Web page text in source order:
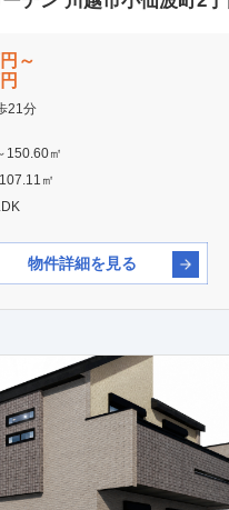
～
21分
150.60㎡
㎡
物件詳細を見る